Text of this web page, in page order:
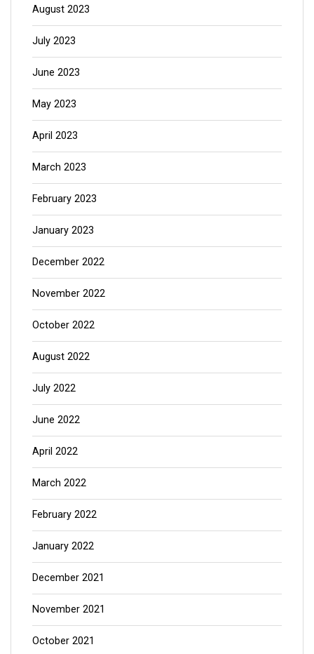
August 2023
July 2023
June 2023
May 2023
April 2023
March 2023
February 2023
January 2023
December 2022
November 2022
October 2022
August 2022
July 2022
June 2022
April 2022
March 2022
February 2022
January 2022
December 2021
November 2021
October 2021